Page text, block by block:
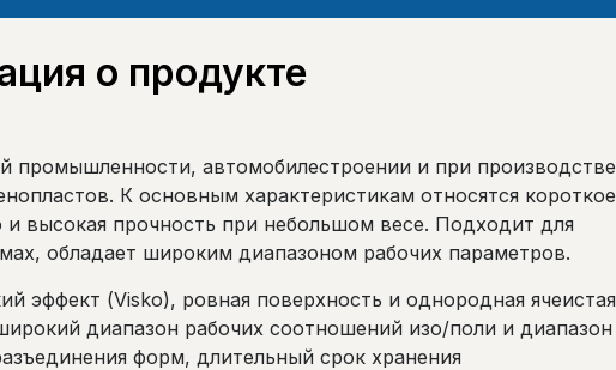
о продукте
промышленности, автомобилестроении и при производстве
К основным характеристикам относятся короткое
высокая прочность при небольшом весе. Подходит для
обладает широким диапазоном рабочих параметров.
эффект (Visko), ровная поверхность и однородная ячеистая
диапазон рабочих соотношений изо/поли и диапазон
форм, длительный срок хранения